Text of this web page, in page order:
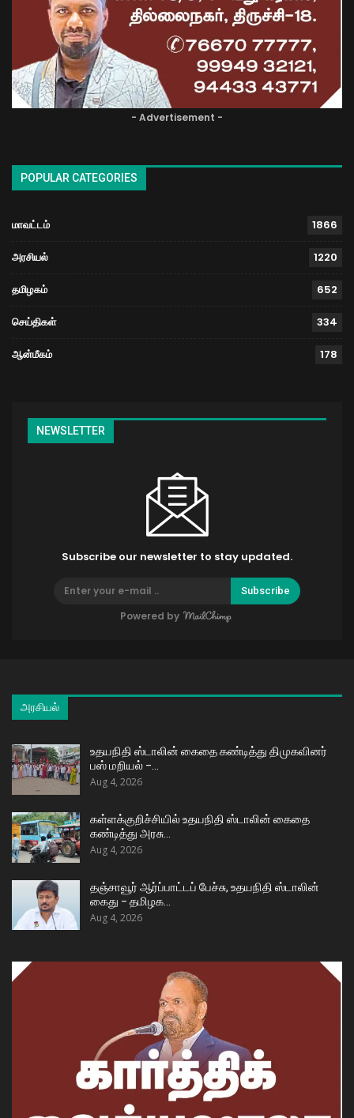
- Advertisement -
POPULAR CATEGORIES
மாவட்டம் 1866
அரசியல் 1220
தமிழகம் 652
செய்திகள் 334
ஆன்மீகம் 178
NEWSLETTER
Subscribe our newsletter to stay updated.
Subscribe
Powered by
அரசியல்
உதயநிதி ஸ்டாலின் கைதை கண்டித்து திமுகவினர்
பஸ் மறியல் –…
Aug 4, 2026
கள்ளக்குறிச்சியில் உதயநிதி ஸ்டாலின் கைதை
கண்டித்து அரசு…
Aug 4, 2026
தஞ்சாவூர் ஆர்ப்பாட்டப் பேச்சு, உதயநிதி ஸ்டாலின்
கைது – தமிழக…
Aug 4, 2026